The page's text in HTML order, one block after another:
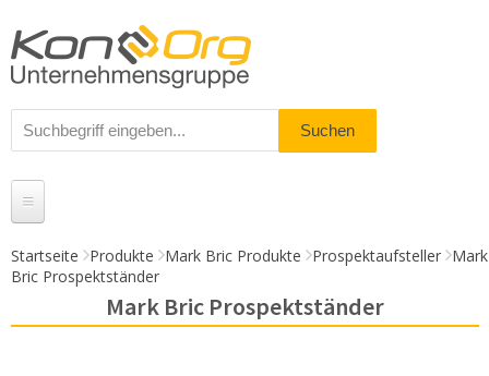
Produkte
Messestände
Startseite Produkte Mark Bric Produkte Prospektaufsteller Mark
Bric Prospektständer
Mark Bric Prospektständer